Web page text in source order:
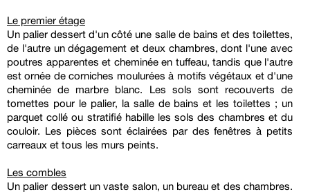
Le premier étage
Un palier dessert d'un côté une salle de bains et des toilettes,
de l'autre un dégagement et deux chambres, dont l'une avec
poutres apparentes et cheminée en tuffeau, tandis que l'autre
est ornée de corniches moulurées à motifs végétaux et d'une
cheminée de marbre blanc. Les sols sont recouverts de
tomettes pour le palier, la salle de bains et les toilettes ; un
parquet collé ou stratifié habille les sols des chambres et du
couloir. Les pièces sont éclairées par des fenêtres à petits
carreaux et tous les murs peints.
Les combles
Un palier dessert un vaste salon, un bureau et des chambres.